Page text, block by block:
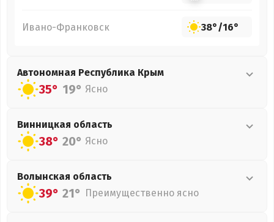
Ивано-Франковск 38°/16°
Автономная Республика Крым
35° 19° Ясно
Винницкая область
38° 20° Ясно
Волынская область
39° 21° Преимущественно ясно